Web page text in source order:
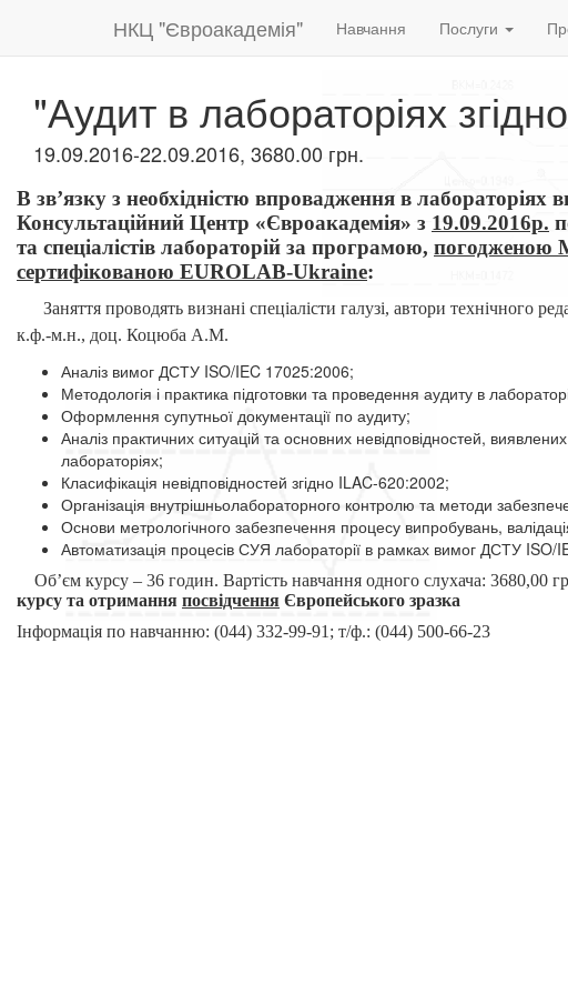
НКЦ "Євроакадемія" Навчання Послуги
"Аудит в лабораторіях
19.09.2016-22.09.2016, 3680.00 грн.
В зв’язку з необхідністю впровадження в
Консультаційний Центр «Євроакадемія» з 19.09.2016р.
та спеціалістів лабораторій за програмою, погодженою
сертифікованою EUROLAB-Ukraine:
Заняття проводять визнані спеціалісти галузі, автори
к.ф.-м.н., доц. Коцюба А.М.
Аналіз вимог ДСТУ ISO/IEC 17025:2006;
Методологія і практика підготовки та проведення аудиту в
Оформлення супутньої документації по аудиту;
Аналіз практичних ситуацій та основних невідповідностей,
лабораторіях;
Класифікація невідповідностей згідно ILAC-620:2002;
Організація внутрішньолабораторного контролю та методи
Основи метрологічного забезпечення процесу випробувань,
Автоматизація процесів СУЯ лабораторії в рамках вимог ДСТУ ISO/
Об’єм курсу – 36 годин. Вартість навчання одного слухача: 3680,00
курсу та отримання посвідчення Європейського зразка
Інформація по навчанню: (044) 332-99-91; т/ф.: (044) 500-66-23